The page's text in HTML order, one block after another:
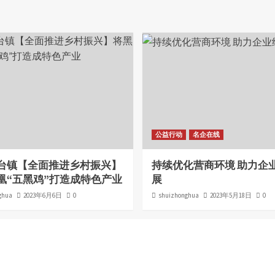
镇【全面推进乡村振兴】
“五黑鸡”打造成特色产业
2023年6月6日 0
公益行动 名企在线
持续优化营商环境 助力企
展
shuizhonghua 2023年5月18日 0